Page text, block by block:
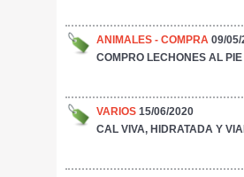
ANIMALES - COMPRA 09/05/
COMPRO LECHONES AL
VARIOS 15/06/2020
CAL VIVA, HIDRATADA Y